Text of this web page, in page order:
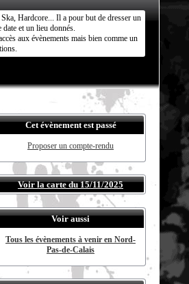
Hardcore... Il a pour but de dresser un
et un lieu donnés.
aux évènements mais bien comme un
Cet évènement est passé
Proposer un compte-rendu
Voir la carte du 15/11/2025
Voir aussi
Tous les évènements à venir en Nord-
Pas-de-Calais